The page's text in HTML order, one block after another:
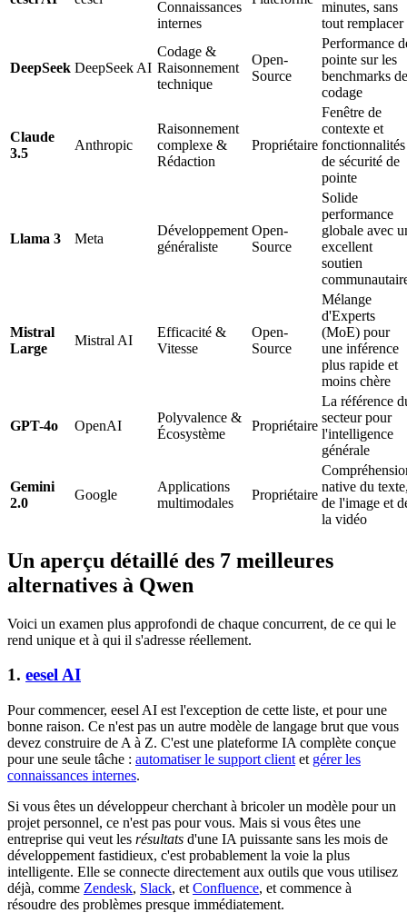
Connaissances
internes
minutes, sans
tout remplacer
DeepSeek DeepSeek AI
Codage &
Raisonnement
technique
Open-
Source
Performance
pointe sur les
benchmarks de
codage
Claude
3.5
Anthropic
Raisonnement
complexe &
Rédaction
Propriétaire
Fenêtre de
contexte et
fonctionnalités
de sécurité de
pointe
Llama 3 Meta
Développement
généraliste
Open-
Source
Solide
performance
globale avec
excellent
soutien
Mistral
Large
Mistral AI
Efficacité &
Vitesse
Open-
Source
Mélange
d'Experts
(MoE) pour
une inférence
plus rapide et
moins chère
GPT-4o OpenAI
Polyvalence &
Écosystème
Propriétaire
La référence
secteur pour
l'intelligence
générale
Gemini
2.0
Google
Applications
multimodales
Propriétaire
native du
de l'image et
la vidéo
Un aperçu détaillé des 7 meilleures
alternatives à Qwen
Voici un examen plus approfondi de chaque concurrent, de ce qui le
rend unique et à qui il s'adresse réellement.
1. eesel AI
Pour commencer, eesel AI est l'exception de cette liste, et pour une
bonne raison. Ce n'est pas un autre modèle de langage brut que vous
devez construire de A à Z. C'est une plateforme IA complète conçue
pour une seule tâche : automatiser le support client et gérer les
connaissances internes.
Si vous êtes un développeur cherchant à bricoler un modèle pour un
projet personnel, ce n'est pas pour vous. Mais si vous êtes une
entreprise qui veut les résultats d'une IA puissante sans les mois de
développement fastidieux, c'est probablement la voie la plus
intelligente. Elle se connecte directement aux outils que vous utilisez
déjà, comme Zendesk, Slack, et Confluence, et commence à
résoudre des problèmes presque immédiatement.